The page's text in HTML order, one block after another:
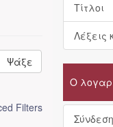
Ψάξε
Filters
Τίτλοι
Λέξεις
Ο
Σύνδεση